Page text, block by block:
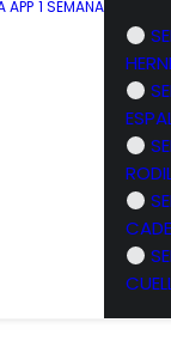
APP 1 SEMANA